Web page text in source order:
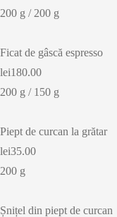
200 g / 200 g
Ficat de gâscă espresso
lei180.00
200 g / 150 g
Piept de curcan la grătar
lei35.00
200 g
Șnițel din piept de curcan